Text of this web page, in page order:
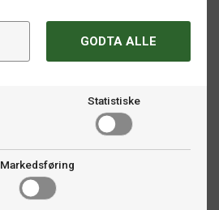
GODTA ALLE
Statistiske
Markedsføring